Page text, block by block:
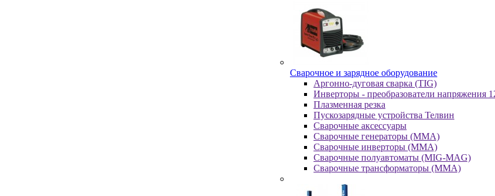
Cвapoчнoe и зарядное оборудование
Аргонно-дуговая сварка (TIG)
Инверторы - преобразователи напряжения
Плазменная резка
Пускозарядные устройства Телвин
Сварочные аксессуары
Сварочные генераторы (MMA)
Сварочные инверторы (MMA)
Сварочные полуавтоматы (MIG-MAG)
Сварочные трансформаторы (MMA)